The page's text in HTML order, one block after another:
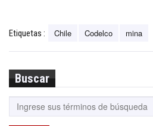
Etiquetas : Chile Codelco mina
Buscar